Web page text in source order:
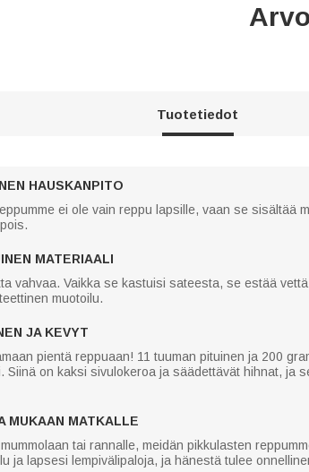
Tuotetiedot
HAUSKANPITO
ei ole vain reppu lapsille, vaan se
MATERIAALI
vahvaa. Vaikka se kastuisi sateesta, se estää
muotoilu.
JA KEVYT
pientä reppuaan! 11 tuuman pituinen ja 200
Siinä on kaksi sivulokeroa ja säädettävät hihnat, ja
MUKAAN MATKALLE
tai rannalle, meidän pikkulasten
ja lapsesi lempivälipaloja, ja hänestä tulee